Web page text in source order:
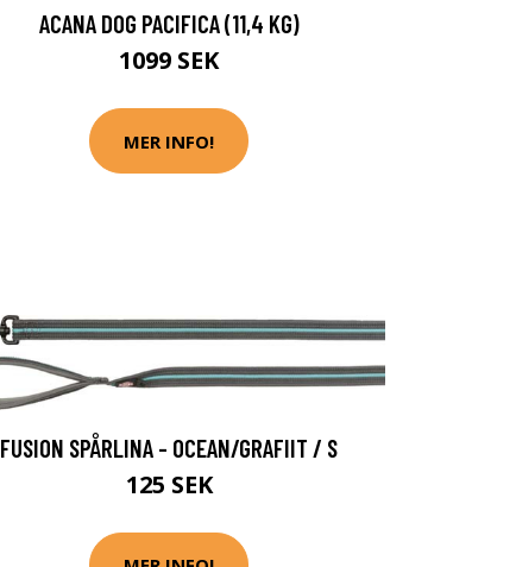
ACANA DOG PACIFICA (11,4 KG)
1099 SEK
MER INFO!
FUSION SPÅRLINA - OCEAN/GRAFIIT / S
125 SEK